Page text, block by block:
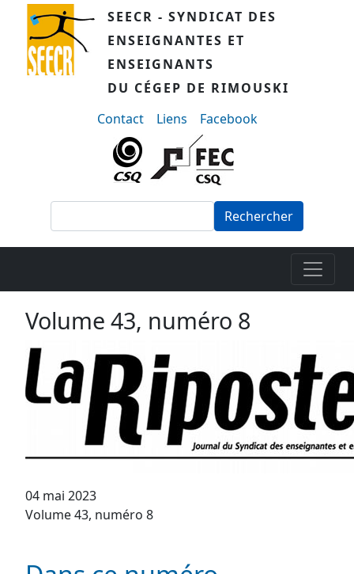
Aller au contenu principalSEECR - SYNDICAT DES
ENSEIGNANTES ET
ENSEIGNANTS
DU CÉGEP DE RIMOUSKI
menu-secondaire
Contact Liens Facebook
Volume 43, numéro 8
04 mai 2023
Volume 43, numéro 8